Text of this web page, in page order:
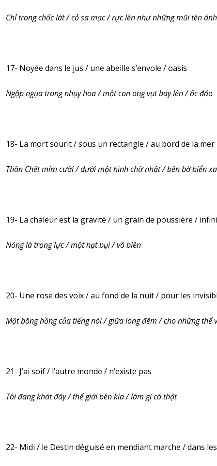
Chỉ trong chốc lát / cỏ sa mạc / rực lên như những mũi tên
17- Noyée dans le jus / une abeille s’envole / oasis
Ngập ngụa trong nhụy hoa / một con ong vụt bay lên / ốc đảo
18- La mort sourit / sous un rectangle / au bord de la mer
Thần Chết mỉm cười / dưới một hình chữ nhật / bên bờ biển
19- La chaleur est la gravité / un grain de poussière / infini
Nóng là trọng lực / một hạt bụi / vô biên
20- Une rose des voix / au fond de la nuit / pour les
Một bông hồng của tiếng nói / giữa lòng đêm / cho những thể
21- J’ai soif / l’autre monde / n’existe pas
Tôi đang khát đây / thế giới bên kia / làm gì có thật
22- Midi / le Destin déguisé en mendiant marche / dans